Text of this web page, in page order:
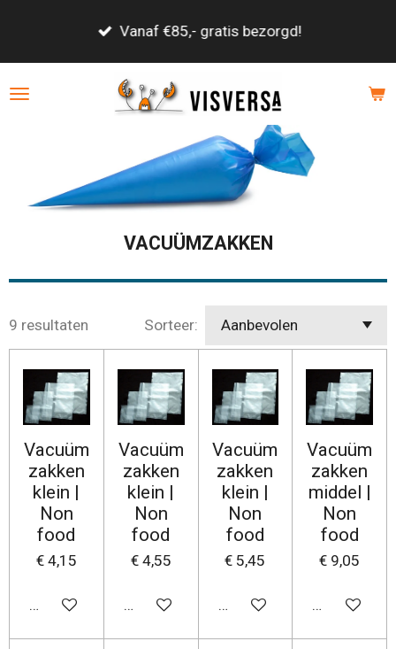
de
Vanaf €85,- gratis bezorgd!
VACUÜMZAKKEN
9 resultaten Sorteer:
Vacuüm
zakken
klein |
Non
food
€ 4,15
In winkelwagen
Vacuüm
zakken
klein |
Non
food
€ 4,55
In winkelwagen
Vacuüm
zakken
klein |
Non
food
€ 5,45
In winkelwagen
Vacuüm
zakken
middel |
Non
food
€ 9,05
In